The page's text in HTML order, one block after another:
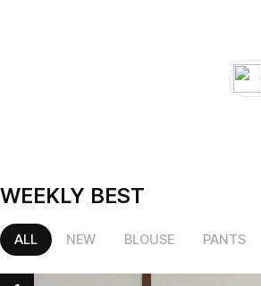
WEEKLY BEST
ALL NEW BLOUSE PANTS